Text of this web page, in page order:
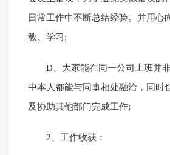
日常工作中不断总结经验。并用心
教、学习;
D、大家能在同一公司上班并
中本人都能与同事相处融洽，同时
及协助其他部门完成工作;
2、工作收获：